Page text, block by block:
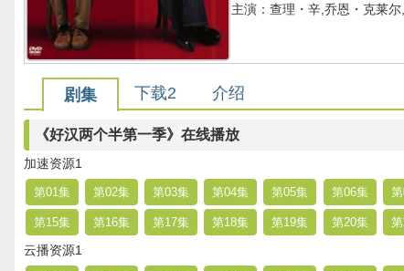
主演：查理・辛,乔恩・克莱
剧集 下载2 介绍
《好汉两个半第一季》在线播放
加速资源1
第01集 第02集 第03集 第04集 第05集 第06集
第15集 第16集 第17集 第18集 第19集 第20集
云播资源1